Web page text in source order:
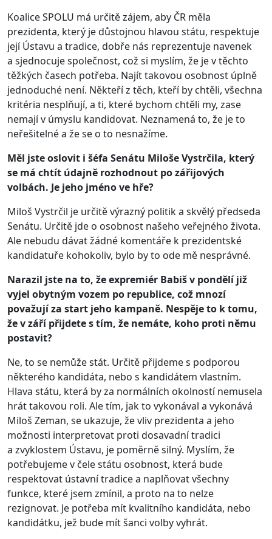
Koalice SPOLU má určitě zájem, aby ČR měla
prezidenta, který je důstojnou hlavou státu, respektuje
její Ústavu a tradice, dobře nás reprezentuje navenek
a sjednocuje společnost, což si myslím, že je v těchto
těžkých časech potřeba. Najít takovou osobnost úplně
jednoduché není. Někteří z těch, kteří by chtěli, všechna
kritéria nesplňují, a ti, které bychom chtěli my, zase
nemají v úmyslu kandidovat. Neznamená to, že je to
neřešitelné a že se o to nesnažíme.
Měl jste oslovit i šéfa Senátu Miloše Vystrčila, který
se má chtít údajně rozhodnout po zářijových
volbách. Je jeho jméno ve hře?
Miloš Vystrčil je určitě výrazný politik a skvělý předseda
Senátu. Určitě jde o osobnost našeho veřejného života.
Ale nebudu dávat žádné komentáře k prezidentské
kandidatuře kohokoliv, bylo by to ode mě nesprávné.
Narazil jste na to, že expremiér Babiš v pondělí již
vyjel obytným vozem po republice, což mnozí
považují za start jeho kampaně. Nespěje to k tomu,
že v září přijdete s tím, že nemáte, koho proti němu
postavit?
Ne, to se nemůže stát. Určitě přijdeme s podporou
některého kandidáta, nebo s kandidátem vlastním.
Hlava státu, která by za normálních okolností nemusela
hrát takovou roli. Ale tím, jak to vykonával a vykonává
Miloš Zeman, se ukazuje, že vliv prezidenta a jeho
možnosti interpretovat proti dosavadní tradici
a zvyklostem Ústavu, je poměrně silný. Myslím, že
potřebujeme v čele státu osobnost, která bude
respektovat ústavní tradice a naplňovat všechny
funkce, které jsem zmínil, a proto na to nelze
rezignovat. Je potřeba mít kvalitního kandidáta, nebo
kandidátku, jež bude mít šanci volby vyhrát.